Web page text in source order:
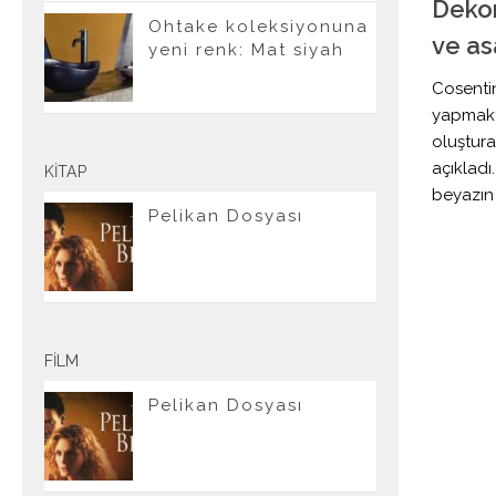
ve
Ohtake koleksiyonuna
yeni renk: Mat siyah
KITAP
Pelikan Dosyası
FILM
Pelikan Dosyası